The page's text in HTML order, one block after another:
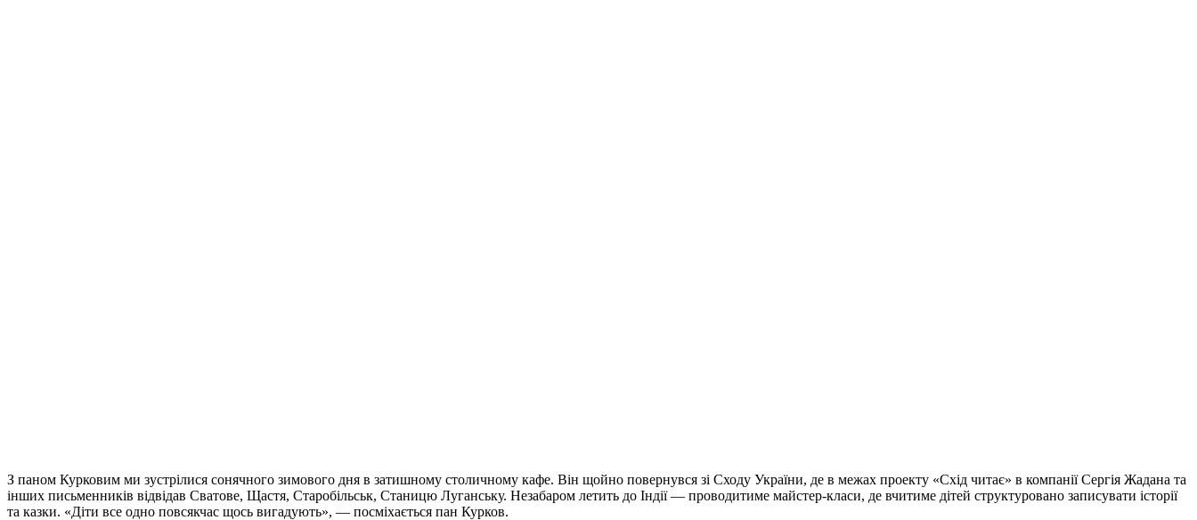
З паном Курковим ми зустрілися сонячного зимового дня в затишному столичному кафе. Він щойно повернувся зі Сходу України, де в межах проекту «Схід читає» в компанії Сергія Жадана та
інших письменників відвідав Сватове, Щастя, Старобільськ, Станицю Луганську. Незабаром летить до Індії — проводитиме майстер-класи, де вчитиме дітей структуровано записувати історії
та казки. «Діти все одно повсякчас щось вигадують», — посміхається пан Курков.